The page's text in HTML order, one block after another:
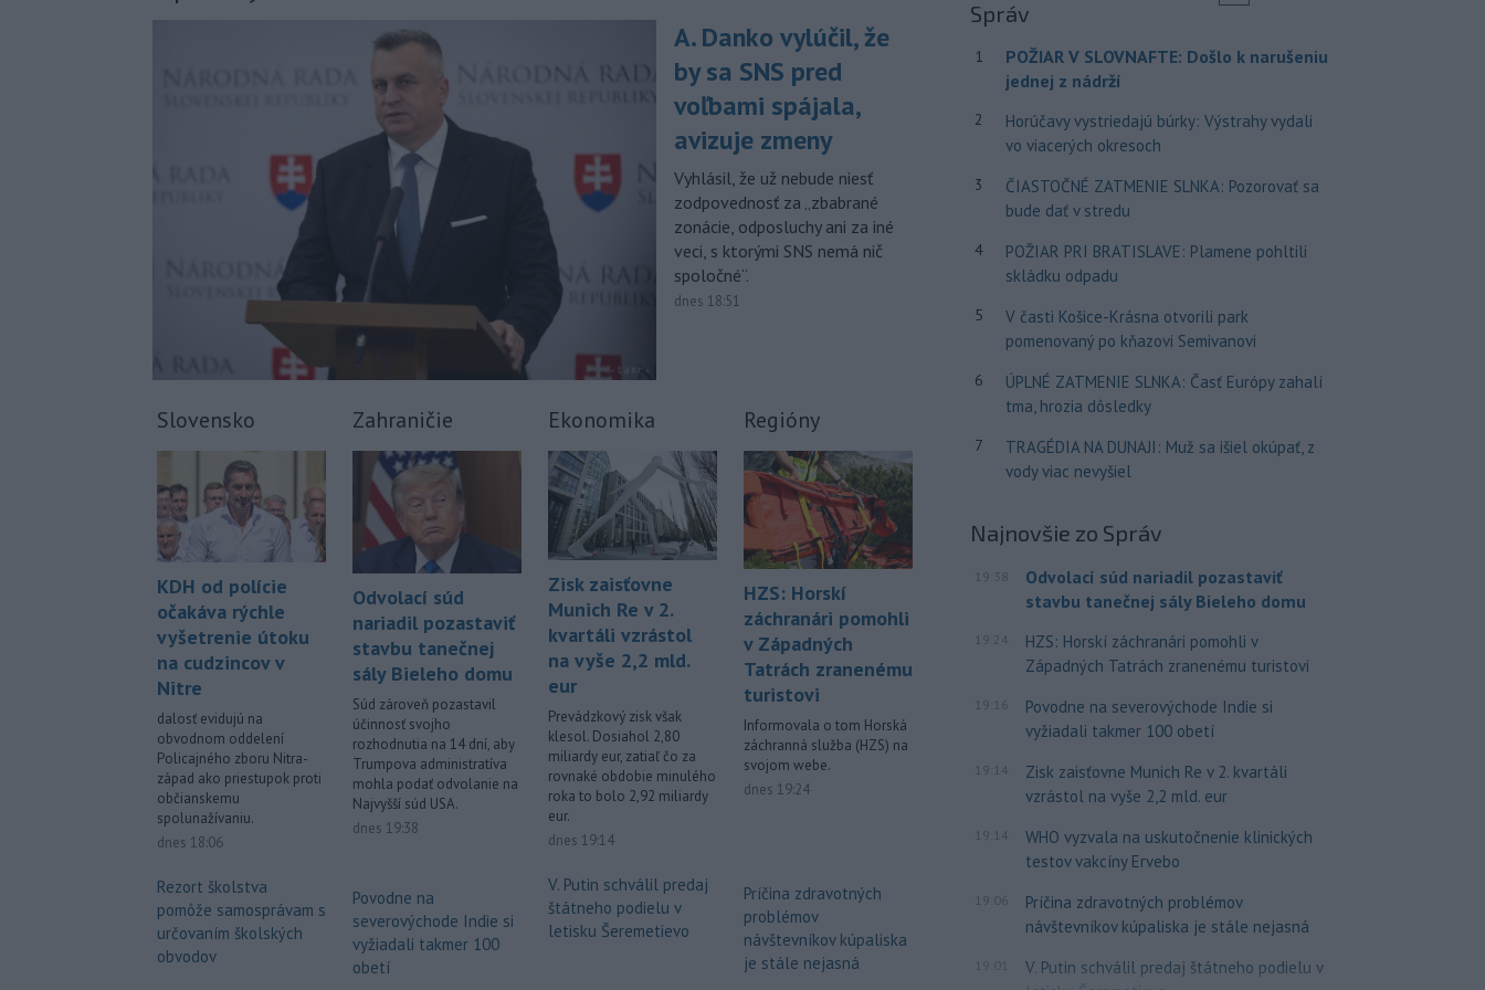
podala v súvislosti s určením
volebných
obvodov celkovo osem
protestov prokurátora, a to proti
piatim uzneseniam mestských
zastupiteľstiev a trom uzneseniam
zastupiteľstiev samosprávnych krajov.
08:41 - Predseda Národnej rady SR
Richard Raši (Hlas-SD) odsudzuje
útok na mladých ľudí zo zahraničia,
ktorý sa stal v Nitre. Verí, že polícia
páchateľov nájde a za tento čin
ponesú následky.
A. Danko vylúčil, že
by sa SNS pred
voľbami spájala,
avizuje zmeny
Vyhlásil, že už nebude niesť
zodpovednosť za „zbabrané
zonácie, odposluchy ani za iné
veci, s ktorými SNS nemá nič
spoločné“.
dnes 18:51
Slovensko
KDH od polície
očakáva rýchle
vyšetrenie útoku
na cudzincov v
Nitre
dalosť evidujú na
obvodnom oddelení
Policajného zboru Nitra-
západ ako priestupok proti
občianskemu
spolunažívaniu.
dnes 18:06
Rezort školstva
pomôže samosprávam s
určovaním školských
obvodov
Zahraničie
Odvolací súd
nariadil pozastaviť
stavbu tanečnej
sály Bieleho domu
Súd zároveň pozastavil
účinnosť svojho
rozhodnutia na 14 dní, aby
Trumpova administratíva
mohla podať odvolanie na
Najvyšší súd USA.
dnes 19:38
Povodne na
severovýchode Indie si
vyžiadali takmer 100
obetí
Ekonomika
Zisk zaisťovne
Munich Re v 2.
kvartáli vzrástol
na vyše 2,2 mld.
eur
Prevádzkový zisk však
klesol. Dosiahol 2,80
miliardy eur, zatiaľ čo za
rovnaké obdobie minulého
roka to bolo 2,92 miliardy
eur.
dnes 19:14
V. Putin schválil predaj
štátneho podielu v
letisku Šeremetievo
Regióny
HZS: Horskí
záchranári pomohli
v Západných
Tatrách zranenému
turistovi
Informovala o tom Horská
záchranná služba (HZS) na
svojom webe.
dnes 19:24
Príčina zdravotných
problémov
návštevníkov kúpaliska
je stále nejasná
Správ
1
POŽIAR V SLOVNAFTE: Došlo k narušeniu
jednej z nádrží
2
Horúčavy vystriedajú búrky: Výstrahy vydali
vo viacerých okresoch
3
ČIASTOČNÉ ZATMENIE SLNKA: Pozorovať sa
bude dať v stredu
4
POŽIAR PRI BRATISLAVE: Plamene pohltili
skládku odpadu
5
V časti Košice-Krásna otvorili park
pomenovaný po kňazovi Semivanovi
6
ÚPLNÉ ZATMENIE SLNKA: Časť Európy zahalí
tma, hrozia dôsledky
7
TRAGÉDIA NA DUNAJI: Muž sa išiel okúpať, z
vody viac nevyšiel
Najnovšie zo Správ
19:38
Odvolací súd nariadil pozastaviť
stavbu tanečnej sály Bieleho domu
19:24
HZS: Horskí záchranári pomohli v
Západných Tatrách zranenému turistovi
19:16
Povodne na severovýchode Indie si
vyžiadali takmer 100 obetí
19:14
Zisk zaisťovne Munich Re v 2. kvartáli
vzrástol na vyše 2,2 mld. eur
19:14
WHO vyzvala na uskutočnenie klinických
testov vakcíny Ervebo
19:06
Príčina zdravotných problémov
návštevníkov kúpaliska je stále nejasná
V. Putin schválil predaj štátneho podielu v